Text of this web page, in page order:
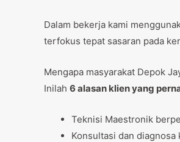
Dalam bekerja kami
terfokus tepat sasaran pada
Mengapa masyarakat Depok
Inilah 6 alasan klien yang
Teknisi Maestronik
Konsultasi dan